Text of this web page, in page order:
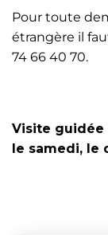
Pour toute
étrangère il
74 66 40 70.
Visite guidée
le samedi, le